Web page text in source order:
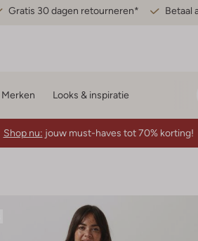
Gratis 30 dagen retourneren* Betaal
Merken Looks & inspiratie
Shop nu: jouw must-haves tot 70% korting!